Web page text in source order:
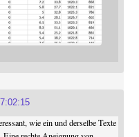
wie ein und derselbe Texte